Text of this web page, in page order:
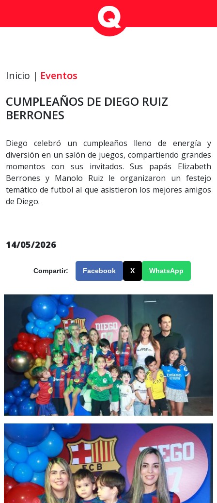
Inicio | Eventos
CUMPLEAÑOS DE DIEGO RUIZ
BERRONES
Diego celebró un cumpleaños lleno de energía y
diversión en un salón de juegos, compartiendo grandes
momentos con sus invitados. Sus papás Elizabeth
Berrones y Manolo Ruiz le organizaron un festejo
temático de futbol al que asistieron los mejores amigos
de Diego.
14/05/2026
Compartir: Facebook X WhatsApp